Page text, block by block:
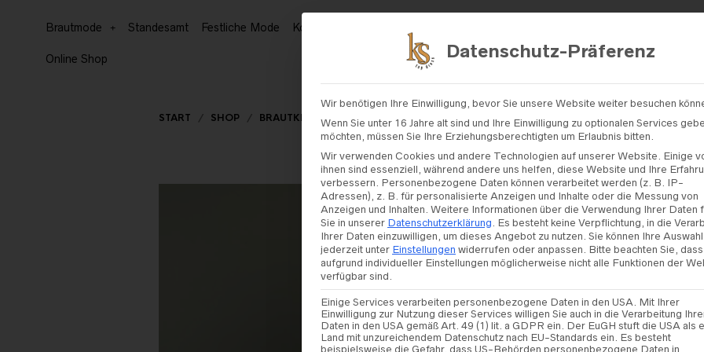
Brautmode Standesamt Festliche Mode Kommunion
Online Shop
START / SHOP / BRAUTKLEIDER /A BELA NOIVA / A BELA NOIVA – AL32
A Bela
ZUR
Datenschutz-Präferenz
Wir benötigen Ihre Einwilligung, bevor Sie unsere Website weiter besuchen
Wenn Sie unter 16 Jahre alt sind und Ihre Einwilligung zu optionalen Services
möchten, müssen Sie Ihre Erziehungsberechtigten um Erlaubnis bitten.
Wir verwenden Cookies und andere Technologien auf unserer Website. Einige
ihnen sind essenziell, während andere uns helfen, diese Website und Ihre
verbessern. Personenbezogene Daten können verarbeitet werden (z. B. IP-
Adressen), z. B. für personalisierte Anzeigen und Inhalte oder die Messung von
Anzeigen und Inhalten. Weitere Informationen über die Verwendung Ihrer Daten
Sie in unserer Datenschutzerklärung. Es besteht keine Verpflichtung, in die
Ihrer Daten einzuwilligen, um dieses Angebot zu nutzen. Sie können Ihre Auswahl
jederzeit unter Einstellungen widerrufen oder anpassen. Bitte beachten Sie, dass
aufgrund individueller Einstellungen möglicherweise nicht alle Funktionen der
verfügbar sind.
Einige Services verarbeiten personenbezogene Daten in den USA. Mit Ihrer
Einwilligung zur Nutzung dieser Services willigen Sie auch in die Verarbeitung
Daten in den USA gemäß Art. 49 (1) lit. a GDPR ein. Der EuGH stuft die USA als
Land mit unzureichendem Datenschutz nach EU-Standards ein. Es besteht
beispielsweise die Gefahr, dass US-Behörden personenbezogene Daten in